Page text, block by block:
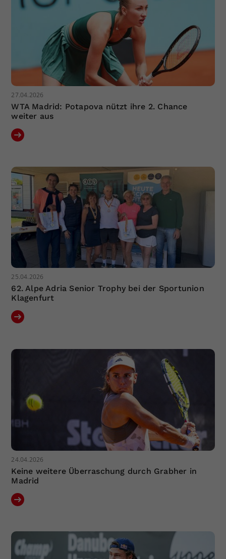
27.04.2026
WTA Madrid: Potapova nützt ihre 2. Chance
weiter aus
25.04.2026
62. Alpe Adria Senior Trophy bei der Sportunion
Klagenfurt
24.04.2026
Keine weitere Überraschung durch Grabher in
Madrid